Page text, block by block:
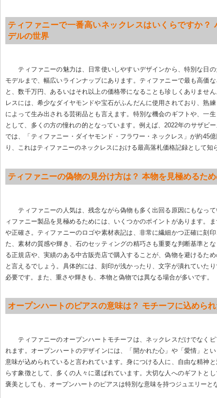
ティファニーで一番高いネックレスはいくらですか？
デルの世界
ティファニーの魅力は、日常使いしやすいデザインから、特別な日
モデルまで、幅広いラインナップにあります。ティファニーで最も高価
と、数千万円、あるいはそれ以上の価格帯になることも珍しくありませ
レスには、希少なダイヤモンドや宝石がふんだんに使用されており、熟
によって生み出される芸術品とも言えます。特別な機会のギフトや、一
として、多くの方の憧れの的となっています。例えば、2022年のサザビ
では、「ティファニー・ダイヤモンド・フラワー・ネックレス」が約45
り、これはティファニーのネックレスにおける最高落札価格記録として知
ティファニーの偽物の見分け方は？ 本物を見極めるた
ティファニーの人気は、残念ながら偽物も多く出回る原因にもなっ
ィファニー製品を見極めるためには、いくつかのポイントがあります。
や正確さ。ティファニーのロゴや素材表記は、非常に繊細かつ正確に刻
た、素材の質感や輝き、石のセッティングの精巧さも重要な判断基準と
る正規店や、実績のある中古販売店で購入することが、偽物を避けるた
と言えるでしょう。具体的には、刻印が浅かったり、文字が潰れていた
必要です。また、重さや輝きも、本物と偽物では異なる場合が多いです。
オープンハートのピアスの意味は？ モチーフに込めら
ティファニーのオープンハートモチーフは、ネックレスだけでなく
れます。オープンハートのデザインには、「開かれた心」や「愛情」と
意味が込められていると言われています。身につける人に、自由な精神
らす象徴として、多くの人々に選ばれています。大切な人へのギフトと
褒美としても、オープンハートのピアスは特別な意味を持つジュエリーと